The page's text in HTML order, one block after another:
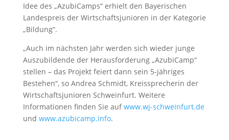
Idee des „AzubiCamps“ erhielt den Bayerischen
Landespreis der Wirtschaftsjunioren in der Kategorie
„Bildung“.
„Auch im nächsten Jahr werden sich wieder junge
Auszubildende der Herausforderung „AzubiCamp“
stellen – das Projekt feiert dann sein 5-jähriges
Bestehen“, so Andrea Schmidt, Kreissprecherin der
Wirtschaftsjunioren Schweinfurt. Weitere
Informationen finden Sie aufwww.wj-schweinfurt.de
und www.azubicamp.info.